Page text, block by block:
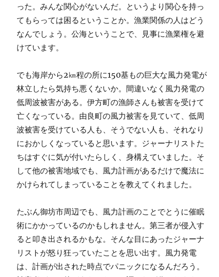
った。みんな関心がないんだ。というより関心を持っ
てもらっては困るということか。漁業関係の人はどう
なんでしょう。公海ということで、見事に漁業権を避
けています。
でも海岸から2㎞程の所に150基もの巨大な風力発電が
林立したら気持ち悪くないか。間違いなく風力発電の
低周波被害がある。伊方町の漁師さんも被害を受けて
亡くなっている。由良町の風力被害を見ていて、低周
波被害を受けている人も、そうでない人も、それなり
におかしくなっていると思います。ジャーナリストた
ちはすぐに気が付いたらしく、身構えていました。そ
して他の被害地域でも、風力計画があるだけで魔法に
かけられてしまっていることを教えてくれました。
たぶん御坊市周辺でも、風力計画のことでとうに催眠
術にかかっているのかもしれません。第三者が侵入す
ると叩き出されるかもな。そんな目にあったジャーナ
リストが怒り狂っていたことを思い出す。風力発電
は、計画が出された時点でパニックになるんだろう。